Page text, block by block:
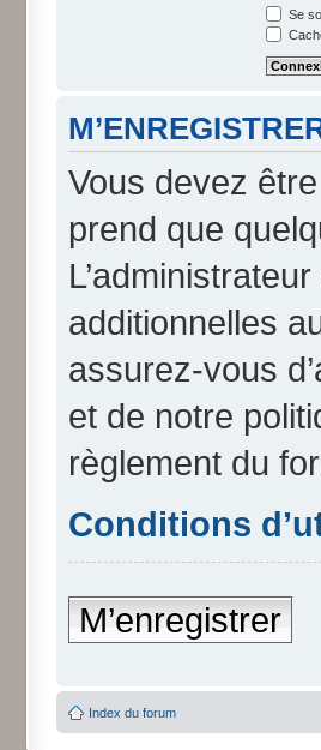
Se
Vous devez
prend que
additionnelles
assurez-vous
et de notre
règlement du
Conditions
M’enregistrer
Index du forum